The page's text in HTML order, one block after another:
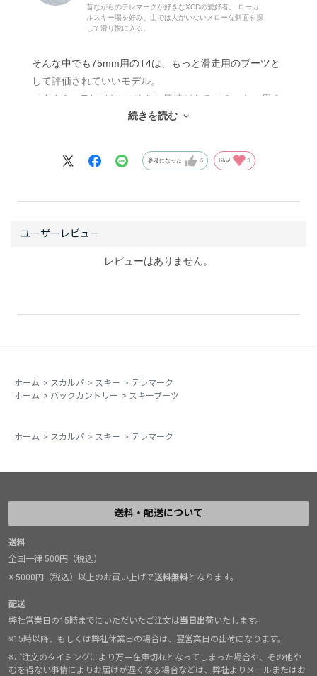
レビューはありません。
昔ながらのテレマークが好きなXCDの愛好者。 ローカ
ルスキー場を好み、山では人がいないメローな斜面を探
して滑り悦に入る。
そんな中でも75mm用のT4は、もっと滑走用のブーツと
して評価されていいモデル。
「今さら、T4のどこにそんな価値があるの？」と、思う
人は多いかもしれませんけど。。
T4はシェル全体が柔軟でローカフな造りなので足首を動
かしやすくでき、結果として歩きに向いたツーリング用
のブーツとしては軽視されがち。
して押し引きする圧の調整がしやすいことにもなり、脚
を伸ばしたり縮めたりが柔らかい動きで（←ここポイン
テレマークブーツは、滑走性能を上げるのにアルペンブ
一方で、ヒールフリーがゆえの特性とローカフで足首が
柔軟に動がせるブーツとの組み合わせでは、上下のみな
で、内足でターンを始動するような操作も容易に。
いな傾向のある方がT4のようなブーツにすると、ファッ
くなるかもしれません。
続きを読む
参考になった 5 Like! 3
ホーム > スカルパ > スキー > テレマーク
ホーム > バックカントリー > スキーブーツ
ホーム > スカルパ > スキー > テレマーク
送料・配送について
送料
全国一律 500円（税込）
※ 5000円（税込）以上のお買い上げで送料無料となります。
配送
弊社営業日の15時までにいただいたご注文は当日出荷いたします。
※15時以降、もしくは弊社休業日の場合は、翌営業日の出荷になります。
※ご注文のタイミングにより万一在庫切れとなってしまった場合や、その他や
むを得ない事情によりお届けが遅くなる場合などは、弊社よりメールまたはお